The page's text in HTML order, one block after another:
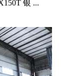
银 ...